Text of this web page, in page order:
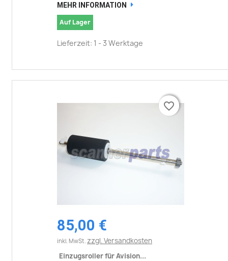
MEHR INFORMATION
Auf Lager
Lieferzeit: 1 - 3 Werktage
85,00 €
inkl. MwSt. zzgl. Versandkosten
Einzugsroller für Avision...
favorite_border
favorite_border